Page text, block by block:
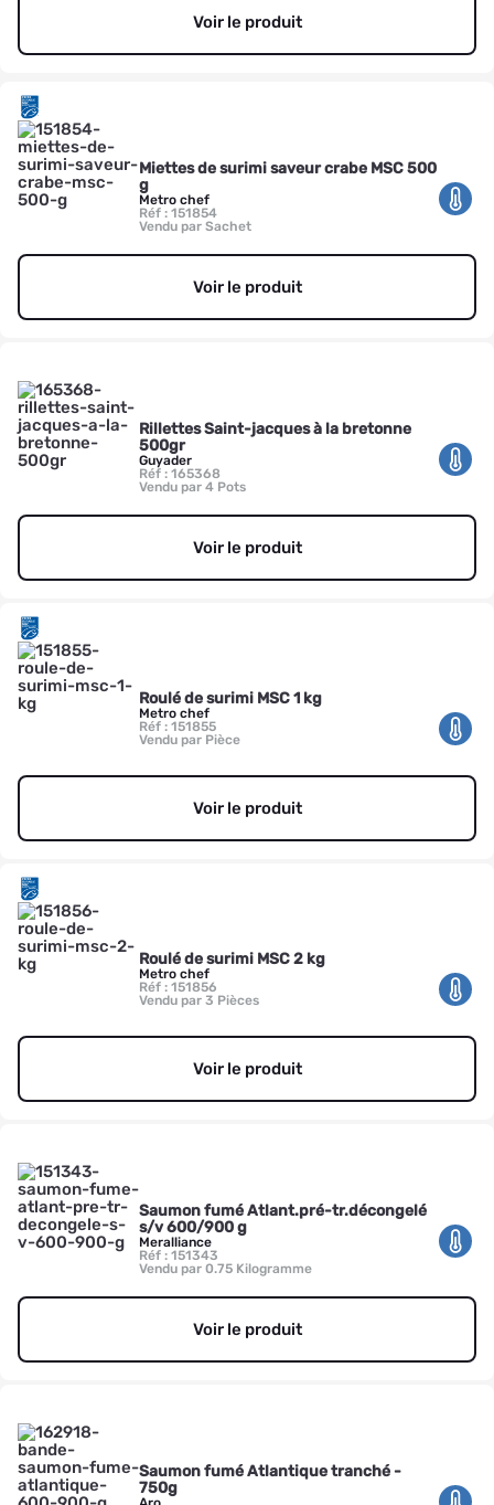
Voir le produit
Miettes de surimi saveur crabe MSC 500
g
Metro chef
Réf : 151854
Vendu par Sachet
Voir le produit
Rillettes Saint-jacques à la bretonne
500gr
Guyader
Réf : 165368
Vendu par 4 Pots
Voir le produit
Roulé de surimi MSC 1 kg
Metro chef
Réf : 151855
Vendu par Pièce
Voir le produit
Roulé de surimi MSC 2 kg
Metro chef
Réf : 151856
Vendu par 3 Pièces
Voir le produit
Saumon fumé Atlant.pré-tr.décongelé
s/v 600/900 g
Meralliance
Réf : 151343
Vendu par 0.75 Kilogramme
Voir le produit
Saumon fumé Atlantique tranché -
750g